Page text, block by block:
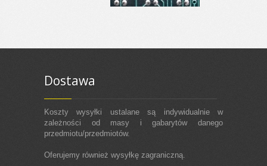
Dostawa
Koszty wysyłki ustalane są indywidualnie w
zależności od masy i gabarytów danego
przedmiotu/przedmiotów.
Oferujemy również wysyłkę zagraniczną.